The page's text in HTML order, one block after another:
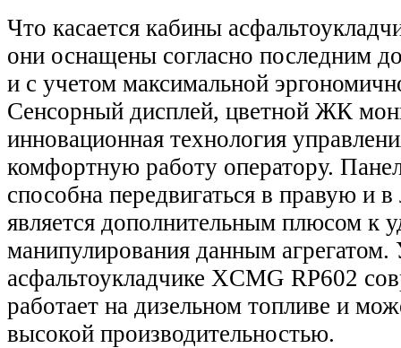
Что касается кабины
они оснащены согласно последним
и с учетом максимальной
Сенсорный дисплей, цветной ЖК
инновационная технология
комфортную работу оператору.
способна передвигаться в правую и
является дополнительным плюсом к
манипулирования данным агрегатом.
асфальтоукладчике XCMG RP602
работает на дизельном топливе и
высокой производительностью.